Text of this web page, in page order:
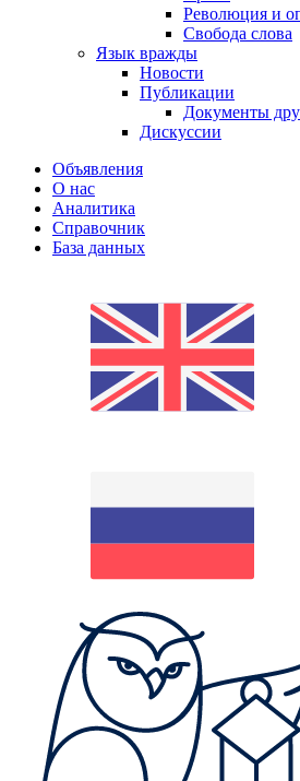
Революция и
Свобода слова
Язык вражды
Новости
Публикации
Документы
Дискуссии
Объявления
О нас
Аналитика
Справочник
База данных